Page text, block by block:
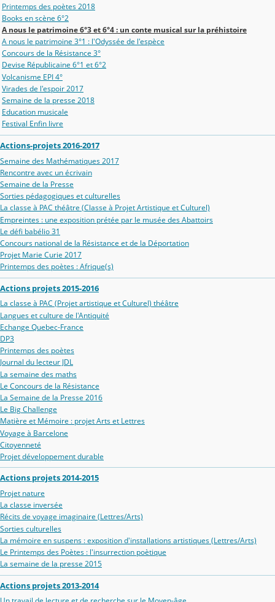
Printemps des poètes 2018
Books en scène 6°2
A nous le patrimoine 6°3 et 6°4 : un conte musical sur la préhistoire
A nous le patrimoine 3°1 : l'Odyssée de l'espèce
Concours de la Résistance 3°
Devise Républicaine 6°1 et 6°2
Volcanisme EPI 4°
Virades de l'espoir 2017
Semaine de la presse 2018
Education musicale
Festival Enfin livre
Actions-projets 2016-2017
Semaine des Mathématiques 2017
Rencontre avec un écrivain
Semaine de la Presse
Sorties pédagogiques et culturelles
La classe à PAC théâtre (Classe à Projet Artistique et Culturel)
Empreintes : une exposition prétée par le musée des Abattoirs
Le défi babélio 31
Concours national de la Résistance et de la Déportation
Projet Marie Curie 2017
Printemps des poètes : Afrique(s)
Actions projets 2015-2016
La classe à PAC (Projet artistique et Culturel) théâtre
Langues et culture de l'Antiquité
Echange Quebec-France
DP3
Printemps des poètes
Journal du lecteur JDL
La semaine des maths
Le Concours de la Résistance
La Semaine de la Presse 2016
Le Big Challenge
Matière et Mémoire : projet Arts et Lettres
Voyage à Barcelone
Citoyenneté
Projet développement durable
Actions projets 2014-2015
Projet nature
La classe inversée
Récits de voyage imaginaire (Lettres/Arts)
Sorties culturelles
La mémoire en suspens : exposition d'installations artistiques (Lettres/Arts)
Le Printemps des Poètes : l'insurrection poètique
La semaine de la presse 2015
Actions projets 2013-2014